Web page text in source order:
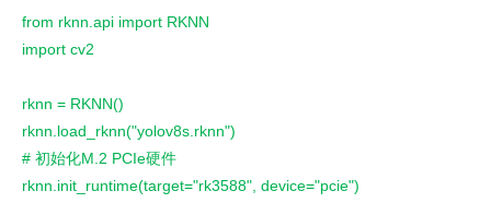
from rknn.api import RKNN
import cv2
rknn = RKNN()
rknn.load_rknn("yolov8s.rknn")
# 初始化M.2 PCIe硬件
rknn.init_runtime(target="rk3588", device="pcie")